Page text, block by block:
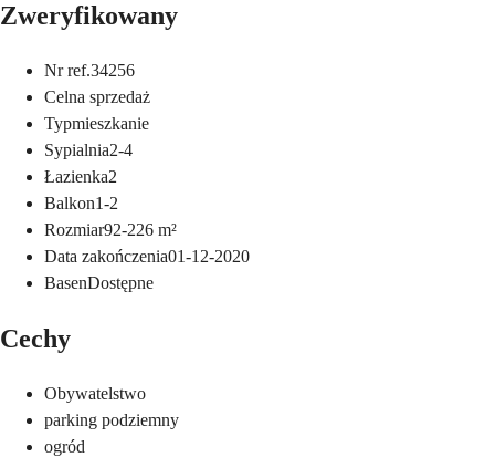
Zweryfikowany
Nr ref.34256
Celna sprzedaż
Typmieszkanie
Sypialnia2-4
Łazienka2
Balkon1-2
Rozmiar92-226 m²
Data zakończenia01-12-2020
BasenDostępne
Cechy
Obywatelstwo
parking podziemny
ogród